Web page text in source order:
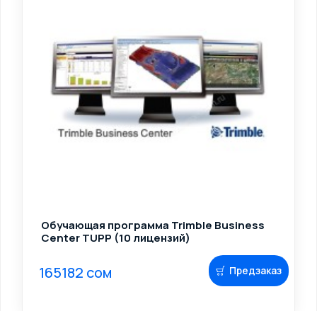
Обучающая программа Trimble Business
Center TUPP (10 лицензий)
165182 сом Предзаказ